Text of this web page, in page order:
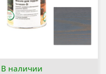
В наличии